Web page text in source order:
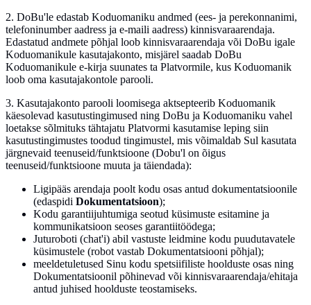
2. DoBu'le edastab Koduomaniku andmed (ees- ja perekonnanimi,
telefoninumber aadress ja e-maili aadress) kinnisvaraarendaja.
Edastatud andmete põhjal loob kinnisvaraarendaja või DoBu igale
Koduomanikule kasutajakonto, misjärel saadab DoBu
Koduomanikule e-kirja suunates ta Platvormile, kus Koduomanik
loob oma kasutajakontole parooli.
3. Kasutajakonto parooli loomisega aktsepteerib Koduomanik
käesolevad kasutustingimused ning DoBu ja Koduomaniku vahel
loetakse sõlmituks tähtajatu Platvormi kasutamise leping siin
kasutustingimustes toodud tingimustel, mis võimaldab Sul kasutata
järgnevaid teenuseid/funktsioone (Dobu'l on õigus
teenuseid/funktsioone muuta ja täiendada):
Ligipääs arendaja poolt kodu osas antud dokumentatsioonile
(edaspidi Dokumentatsioon);
Kodu garantiijuhtumiga seotud küsimuste esitamine ja
kommunikatsioon seoses garantiitöödega;
Juturoboti (chat'i) abil vastuste leidmine kodu puudutavatele
küsimustele (robot vastab Dokumentatsiooni põhjal);
meeldetuletused Sinu kodu spetsiifiliste hoolduste osas ning
Dokumentatsioonil põhinevad või kinnisvaraarendaja/ehitaja
antud juhised hoolduste teostamiseks.